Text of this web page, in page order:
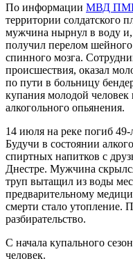
По информации МВД
территории солдатского
мужчина нырнул в воду
получил перелом
спинного мозга.
происшествия, оказал
по пути в больницу
купания молодой человек
алкогольного опьянения.
14 июля на реке погиб
Будучи в состоянии
спиртных напитков с
Днестре. Мужчина
труп вытащил из воды
предварительному
смерти стало утопление.
разбирательство.
С начала купального
человек.